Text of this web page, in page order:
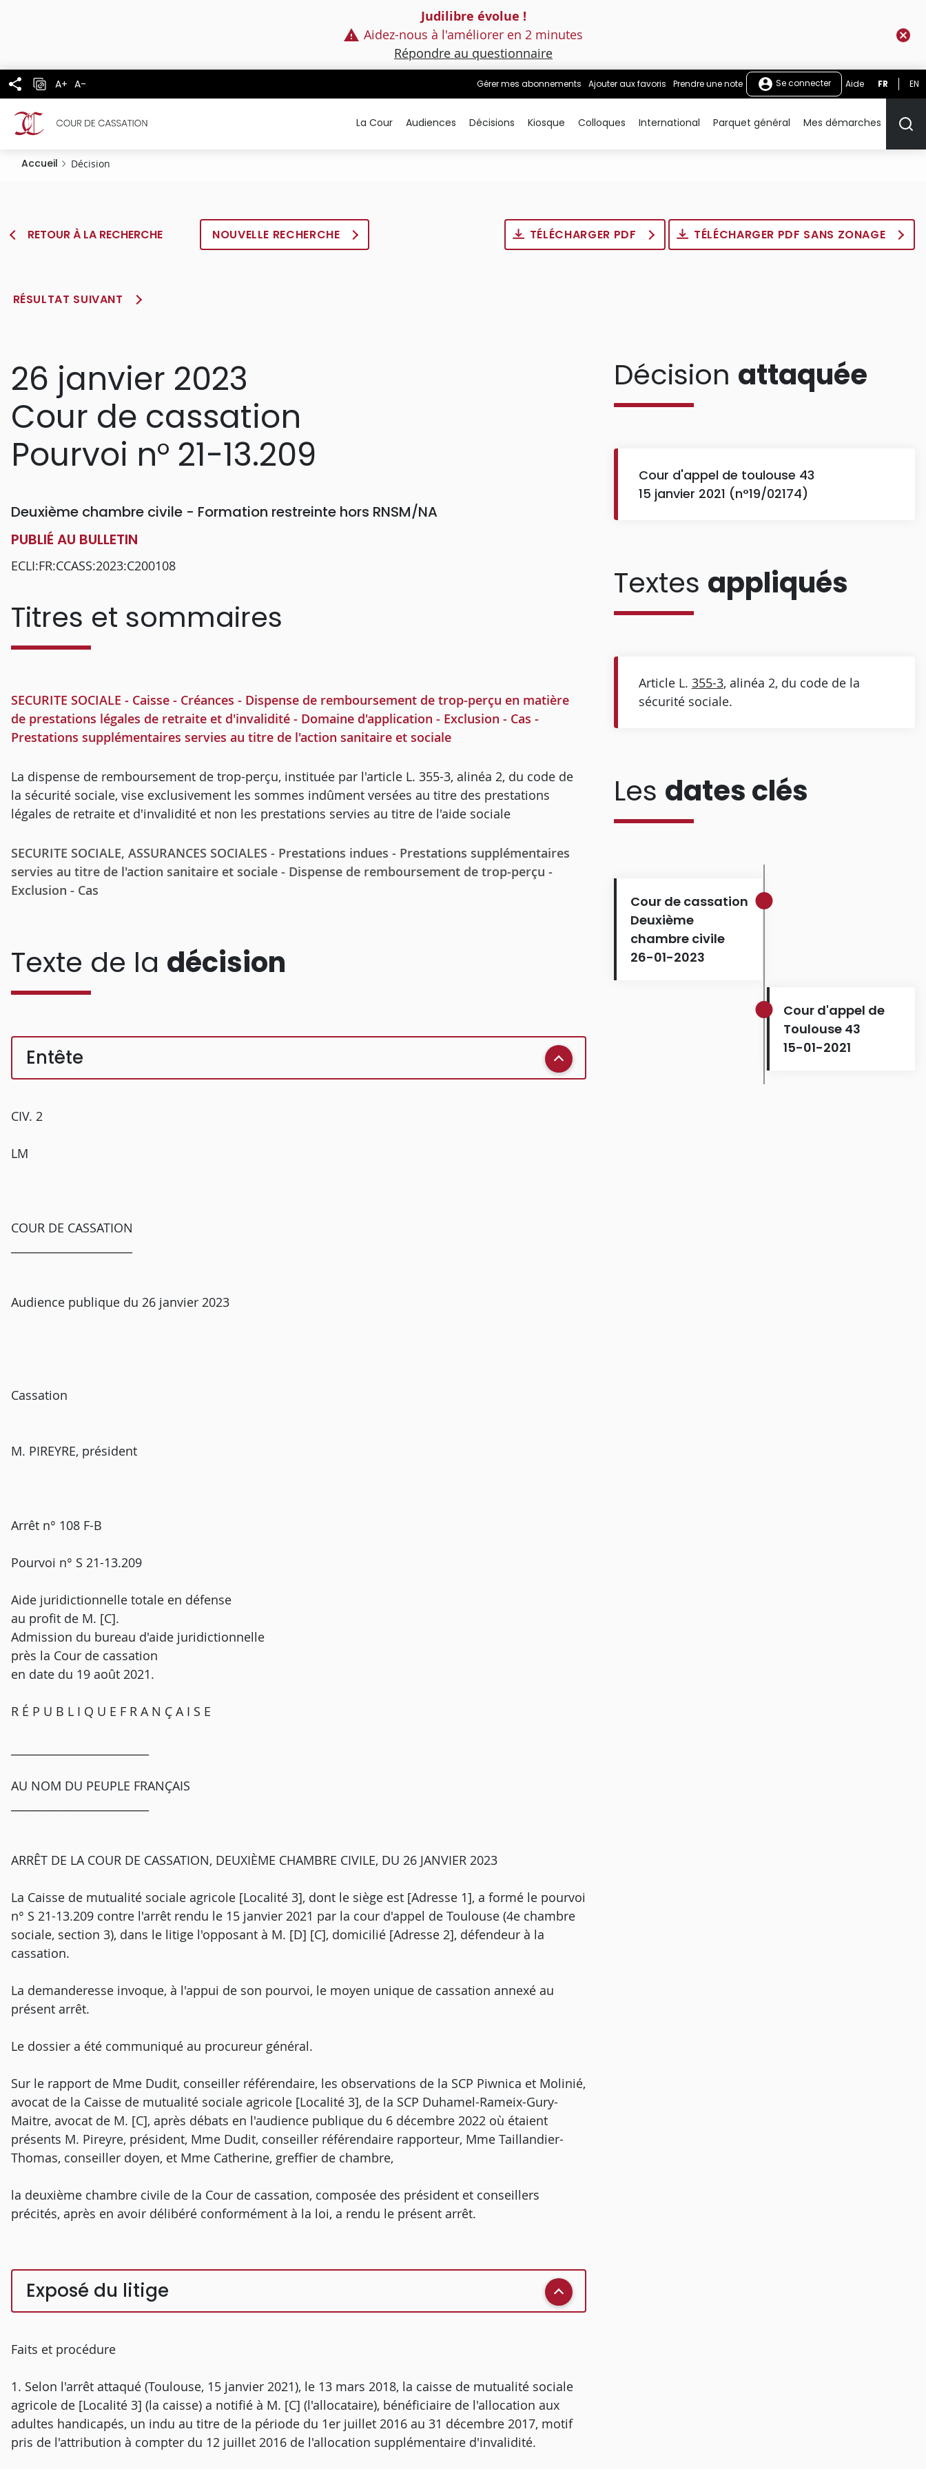
Judilibre évolue !
Aidez-nous à l'améliorer en 2 minutes
Répondre au questionnaire
A+ A- Gérer mes abonnements Ajouter aux favoris Prendre une note Se connecter Aide FR EN
La Cour Audiences Décisions Kiosque Colloques International Parquet général Mes démarches
Accueil Décision
RETOUR À LA RECHERCHE NOUVELLE RECHERCHE TÉLÉCHARGER PDF TÉLÉCHARGER PDF SANS ZONAGE
RÉSULTAT SUIVANT
26 janvier 2023
Cour de cassation
Pourvoi n° 21-13.209
Deuxième chambre civile - Formation restreinte hors RNSM/NA
PUBLIÉ AU BULLETIN
ECLI:FR:CCASS:2023:C200108
Titres et sommaires
SECURITE SOCIALE - Caisse - Créances - Dispense de remboursement de trop-perçu en matière
de prestations légales de retraite et d'invalidité - Domaine d'application - Exclusion - Cas -
Prestations supplémentaires servies au titre de l'action sanitaire et sociale
La dispense de remboursement de trop-perçu, instituée par l'article L. 355-3, alinéa 2, du code de
la sécurité sociale, vise exclusivement les sommes indûment versées au titre des prestations
légales de retraite et d'invalidité et non les prestations servies au titre de l'aide sociale
SECURITE SOCIALE, ASSURANCES SOCIALES - Prestations indues - Prestations supplémentaires
servies au titre de l'action sanitaire et sociale - Dispense de remboursement de trop-perçu -
Exclusion - Cas
Texte de la décision
Entête
CIV. 2
LM
COUR DE CASSATION
Audience publique du 26 janvier 2023
Cassation
M. PIREYRE, président
Arrêt n° 108 F-B
Pourvoi n° S 21-13.209
Aide juridictionnelle totale en défense
au profit de M. [C].
Admission du bureau d'aide juridictionnelle
près la Cour de cassation
en date du 19 août 2021.
R É P U B L I Q U E F R A N Ç A I S E
AU NOM DU PEUPLE FRANÇAIS
ARRÊT DE LA COUR DE CASSATION, DEUXIÈME CHAMBRE CIVILE, DU 26 JANVIER 2023
La Caisse de mutualité sociale agricole [Localité 3], dont le siège est [Adresse 1], a formé le pourvoi
n° S 21-13.209 contre l'arrêt rendu le 15 janvier 2021 par la cour d'appel de Toulouse (4e chambre
sociale, section 3), dans le litige l'opposant à M. [D] [C], domicilié [Adresse 2], défendeur à la
cassation.
La demanderesse invoque, à l'appui de son pourvoi, le moyen unique de cassation annexé au
présent arrêt.
Le dossier a été communiqué au procureur général.
Sur le rapport de Mme Dudit, conseiller référendaire, les observations de la SCP Piwnica et Molinié,
avocat de la Caisse de mutualité sociale agricole [Localité 3], de la SCP Duhamel-Rameix-Gury-
Maitre, avocat de M. [C], après débats en l'audience publique du 6 décembre 2022 où étaient
présents M. Pireyre, président, Mme Dudit, conseiller référendaire rapporteur, Mme Taillandier-
Thomas, conseiller doyen, et Mme Catherine, greffier de chambre,
la deuxième chambre civile de la Cour de cassation, composée des président et conseillers
précités, après en avoir délibéré conformément à la loi, a rendu le présent arrêt.
Exposé du litige
Faits et procédure
1. Selon l'arrêt attaqué (Toulouse, 15 janvier 2021), le 13 mars 2018, la caisse de mutualité sociale
agricole de [Localité 3] (la caisse) a notifié à M. [C] (l'allocataire), bénéficiaire de l'allocation aux
adultes handicapés, un indu au titre de la période du 1er juillet 2016 au 31 décembre 2017, motif
pris de l'attribution à compter du 12 juillet 2016 de l'allocation supplémentaire d'invalidité.
Décision attaquée
Cour d'appel de toulouse 43
15 janvier 2021 (n°19/02174)
Textes appliqués
Article L. 355-3, alinéa 2, du code de la
sécurité sociale.
Les dates clés
Cour de cassation
Deuxième
chambre civile
26-01-2023
Cour d'appel de
Toulouse 43
15-01-2021